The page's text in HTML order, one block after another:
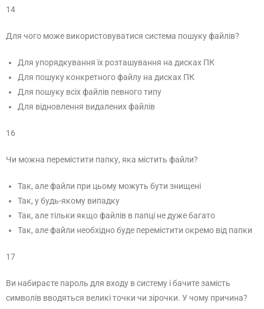
14
Для чого може використовуватися система пошуку файлів?
Для упорядкування їх розташування на дисках ПК
Для пошуку конкретного файлу на дисках ПК
Для пошуку всіх файлів певного типу
Для відновлення видалених файлів
16
Чи можна перемістити папку, яка містить файли?
Так, але файли при цьому можуть бути знищені
Так, у будь-якому випадку
Так, але тільки якщо файлів в папці не дуже багато
Так, але файли необхідно буде перемістити окремо від папки
17
Ви набираєте пароль для входу в систему і бачите замість
символів вводяться великі точки чи зірочки. У чому причина?